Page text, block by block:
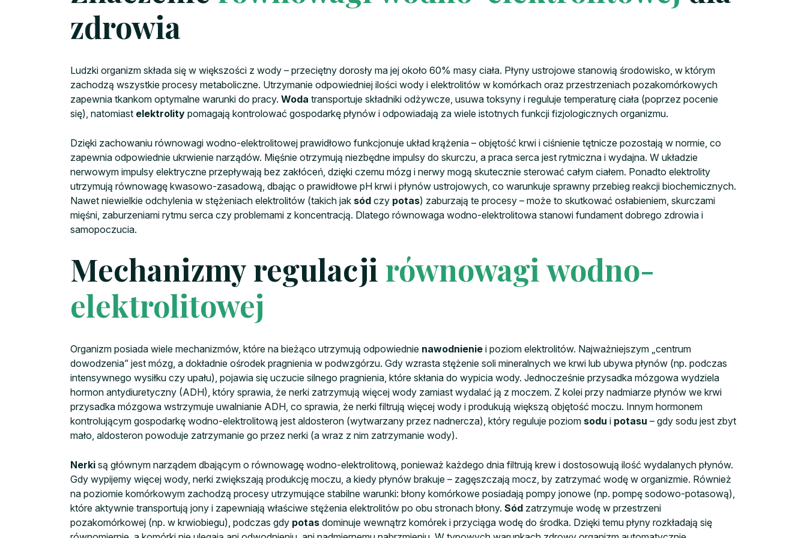
zdrowia
Ludzki organizm składa się w większości z wody – przeciętny dorosły ma jej około 60% masy ciała. Płyny ustrojowe stanowią środowisko, w którym
zachodzą wszystkie procesy metaboliczne. Utrzymanie odpowiedniej ilości wody i elektrolitów w komórkach oraz przestrzeniach pozakomórkowych
zapewnia tkankom optymalne warunki do pracy. Woda transportuje składniki odżywcze, usuwa toksyny i reguluje temperaturę ciała (poprzez pocenie
się), natomiast elektrolity pomagają kontrolować gospodarkę płynów i odpowiadają za wiele istotnych funkcji fizjologicznych organizmu.
Dzięki zachowaniu równowagi wodno-elektrolitowej prawidłowo funkcjonuje układ krążenia – objętość krwi i ciśnienie tętnicze pozostają w normie, co
zapewnia odpowiednie ukrwienie narządów. Mięśnie otrzymują niezbędne impulsy do skurczu, a praca serca jest rytmiczna i wydajna. W układzie
nerwowym impulsy elektryczne przepływają bez zakłóceń, dzięki czemu mózg i nerwy mogą skutecznie sterować całym ciałem. Ponadto elektrolity
utrzymują równowagę kwasowo-zasadową, dbając o prawidłowe pH krwi i płynów ustrojowych, co warunkuje sprawny przebieg reakcji biochemicznych.
Nawet niewielkie odchylenia w stężeniach elektrolitów (takich jak sód czy potas) zaburzają te procesy – może to skutkować osłabieniem, skurczami
mięśni, zaburzeniami rytmu serca czy problemami z koncentracją. Dlatego równowaga wodno-elektrolitowa stanowi fundament dobrego zdrowia i
samopoczucia.
Mechanizmy regulacji równowagi wodno-
elektrolitowej
Organizm posiada wiele mechanizmów, które na bieżąco utrzymują odpowiednie nawodnienie i poziom elektrolitów. Najważniejszym „centrum
dowodzenia” jest mózg, a dokładnie ośrodek pragnienia w podwzgórzu. Gdy wzrasta stężenie soli mineralnych we krwi lub ubywa płynów (np. podczas
intensywnego wysiłku czy upału), pojawia się uczucie silnego pragnienia, które skłania do wypicia wody. Jednocześnie przysadka mózgowa wydziela
hormon antydiuretyczny (ADH), który sprawia, że nerki zatrzymują więcej wody zamiast wydalać ją z moczem. Z kolei przy nadmiarze płynów we krwi
przysadka mózgowa wstrzymuje uwalnianie ADH, co sprawia, że nerki filtrują więcej wody i produkują większą objętość moczu. Innym hormonem
kontrolującym gospodarkę wodno-elektrolitową jest aldosteron (wytwarzany przez nadnercza), który reguluje poziom sodu i potasu – gdy sodu jest zbyt
mało, aldosteron powoduje zatrzymanie go przez nerki (a wraz z nim zatrzymanie wody).
Nerki są głównym narządem dbającym o równowagę wodno-elektrolitową, ponieważ każdego dnia filtrują krew i dostosowują ilość wydalanych płynów.
Gdy wypijemy więcej wody, nerki zwiększają produkcję moczu, a kiedy płynów brakuje – zagęszczają mocz, by zatrzymać wodę w organizmie. Również
na poziomie komórkowym zachodzą procesy utrzymujące stabilne warunki: błony komórkowe posiadają pompy jonowe (np. pompę sodowo-potasową),
które aktywnie transportują jony i zapewniają właściwe stężenia elektrolitów po obu stronach błony. Sód zatrzymuje wodę w przestrzeni
pozakomórkowej (np. w krwiobiegu), podczas gdy potas dominuje wewnątrz komórek i przyciąga wodę do środka. Dzięki temu płyny rozkładają się